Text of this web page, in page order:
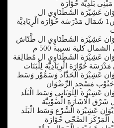
بَلَدِيَّة حُوّارَة
عَشِيْرَة الشَطَنَاوِي ال
طَّنّاش1 شَمَال مَدْرَسَة حُوّارَة الْرِيَادِيَّة
عَشِيْرَة الشَطَنَاوِي ال طَّنّاش
عَشِيْرَة الشَطَنَاوِي ال مُطالِقة
حُوّارَة الْرِيَادِيَّة لِلْبَنَات
عَشِيْرَة الْحَدَّاد وَسَمُّوْر وَسَط
جَنُوْب مَسْجِد الرِّضْوَان
عَشِيْرَة الِلُوَبَانِي وَسَط الْبَلَد
شَرْق الْاشَارَة الْضَّوْئِيَّة
دِيْوَان عَشِيْرَة الْشَّرْع وَسَط الْبَلَد
الْمَرْكَز الصَّحّي حُوّارَة